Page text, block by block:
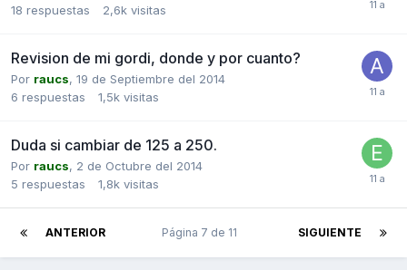
18 respuestas 2,6k visitas
Revision de mi gordi, donde y por cuanto?
Por raucs, 19 de Septiembre del 2014
6 respuestas 1,5k visitas
Duda si cambiar de 125 a 250.
Por raucs, 2 de Octubre del 2014
5 respuestas 1,8k visitas
ANTERIOR SIGUIENTE
Página 7 de 11